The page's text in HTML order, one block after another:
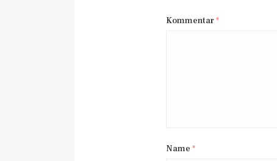
Kommentar*
Name *